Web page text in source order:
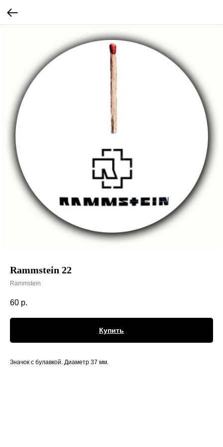
Rammstein 22
Rammstein
60 р.
Купить
Значок с булавкой. Диаметр 37 мм.